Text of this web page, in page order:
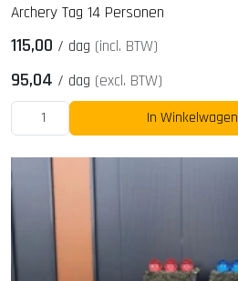
Archery Tag 14 Personen
115,00 / dag (incl. BTW)
95,04 / dag (excl. BTW)
In Winkelwagen